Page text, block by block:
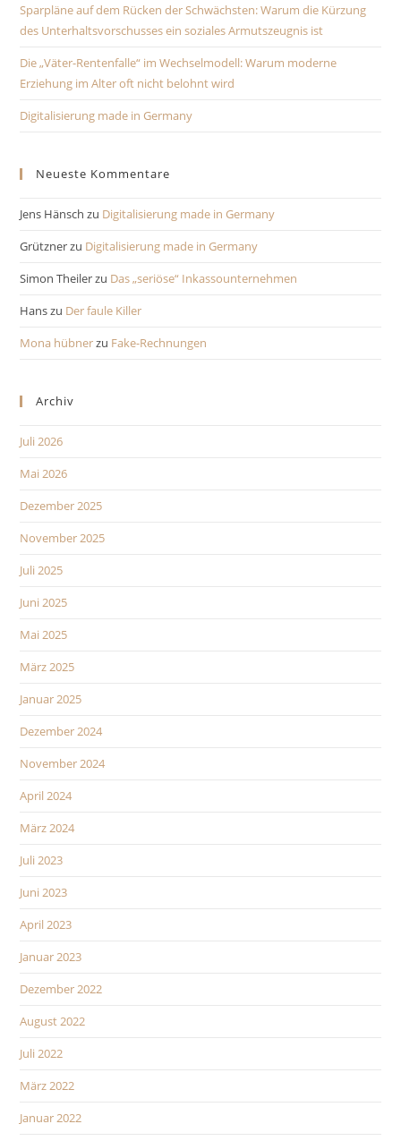
Sparpläne auf dem Rücken der Schwächsten: Warum die Kürzung
des Unterhaltsvorschusses ein soziales Armutszeugnis ist
Die „Väter-Rentenfalle“ im Wechselmodell: Warum moderne
Erziehung im Alter oft nicht belohnt wird
Digitalisierung made in Germany
Neueste Kommentare
Jens Hänsch zu Digitalisierung made in Germany
Grütznerzu Digitalisierung made in Germany
Simon Theilerzu Das „seriöse“ Inkassounternehmen
Hanszu Der faule Killer
Mona hübnerzu Fake-Rechnungen
Archiv
Juli 2026
Mai 2026
Dezember 2025
November 2025
Juli 2025
Juni 2025
Mai 2025
März 2025
Januar 2025
Dezember 2024
November 2024
April 2024
März 2024
Juli 2023
Juni 2023
April 2023
Januar 2023
Dezember 2022
August 2022
Juli 2022
März 2022
Januar 2022